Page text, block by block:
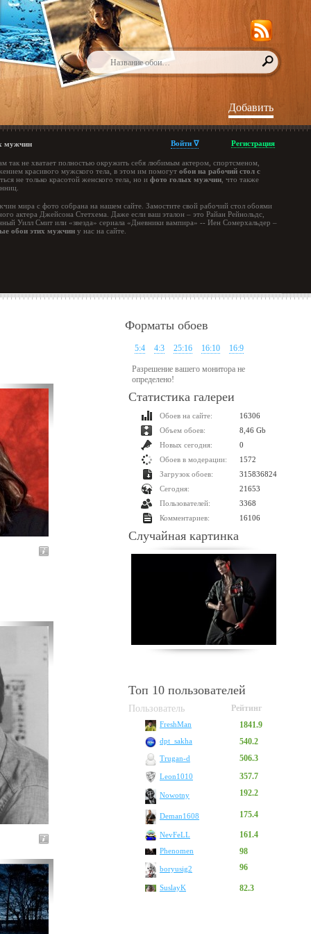
Добавить
Войти ∇ Регистрация
мужчин
так не хватает полностью окружить себя любимым актером, спортсменом,
красивого мужского тела, в этом им помогут обои на рабочий стол с
не только красотой женского тела, но и фото голых мужчин, что также
мира с фото собрана на нашем сайте. Замостите свой рабочий стол обоями
актера Джейсона Стетхема. Даже если ваш эталон – это Райан Рейнольдс,
Уилл Смит или «звезда» сериала «Дневники вампира» -- Иен Сомерхальдер –
обои этих мужчину нас на сайте.
Форматы обоев
5:4 4:3 25:16 16:10 16:9
Разрешение вашего монитора не
определено!
Статистика галереи
Обоев на сайте:
16306
Объем обоев:
8,46 Gb
Новых сегодня:
0
Обоев в модерации:
1572
Загрузок обоев:
315836824
Сегодня:
21653
Пользователей:
3368
Комментариев:
16106
Случайная картинка
Топ 10 пользователей
Пользователь Рейтинг
FreshMan 1841.9
dpt_sakha 540.2
Trugan-d 506.3
Leon1010 357.7
Nowotny 192.2
Deman1608 175.4
NevFeLL 161.4
Phenomen 98
boryusig2 96
SuslayK 82.3